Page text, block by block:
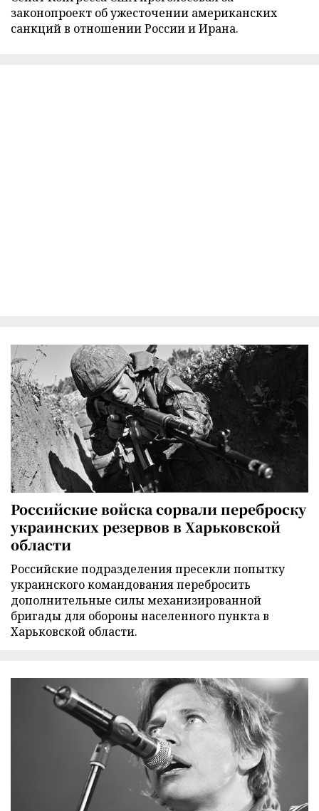
законопроект об ужесточении американских
санкций в отношении России и Ирана.
Российские войска сорвали переброску
украинских резервов в Харьковской
области
Российские подразделения пресекли попытку
украинского командования перебросить
дополнительные силы механизированной
бригады для обороны населенного пункта в
Харьковской области.